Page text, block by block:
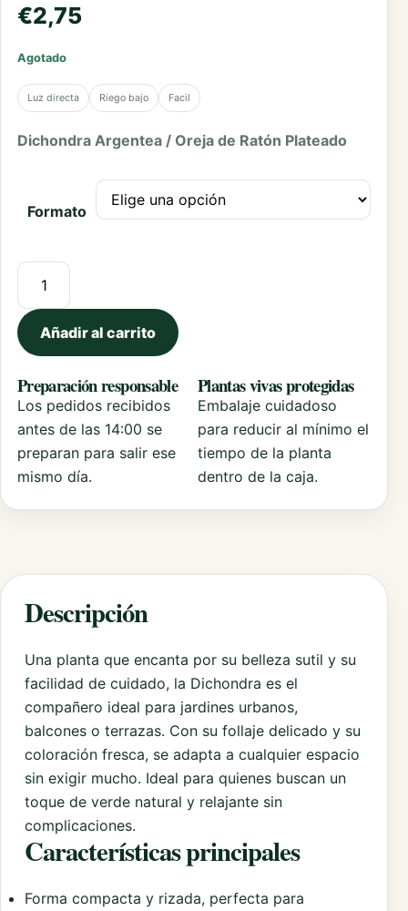
€2,75
Agotado
Luz directa Riego bajo Facil
Dichondra Argentea / Oreja de Ratón Plateado
Formato
Dichondra Argentea cantidad
Añadir al carrito
Preparación responsable
Los pedidos recibidos
antes de las 14:00 se
preparan para salir ese
mismo día.
Plantas vivas protegidas
Embalaje cuidadoso
para reducir al mínimo el
tiempo de la planta
dentro de la caja.
Descripción
Una planta que encanta por su belleza sutil y su
facilidad de cuidado, la Dichondra es el
compañero ideal para jardines urbanos,
balcones o terrazas. Con su follaje delicado y su
coloración fresca, se adapta a cualquier espacio
sin exigir mucho. Ideal para quienes buscan un
toque de verde natural y relajante sin
complicaciones.
Características principales
Forma compacta y rizada, perfecta para